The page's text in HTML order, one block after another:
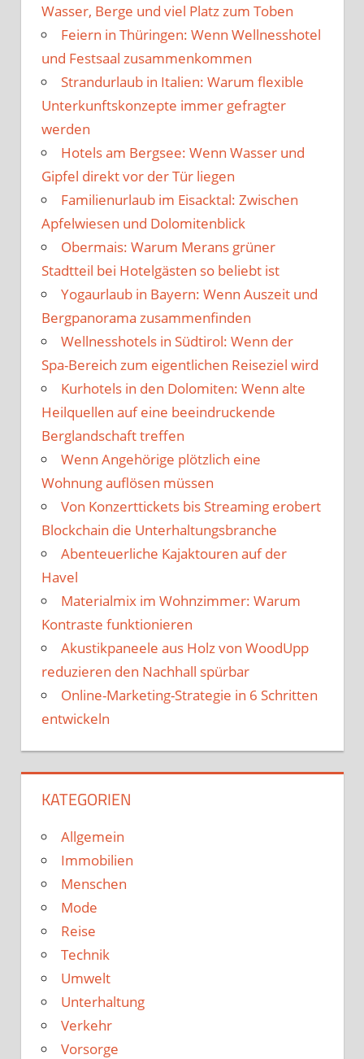
Wasser, Berge und viel Platz zum Toben
Feiern in Thüringen: Wenn Wellnesshotel
und Festsaal zusammenkommen
Strandurlaub in Italien: Warum flexible
Unterkunftskonzepte immer gefragter
werden
Hotels am Bergsee: Wenn Wasser und
Gipfel direkt vor der Tür liegen
Familienurlaub im Eisacktal: Zwischen
Apfelwiesen und Dolomitenblick
Obermais: Warum Merans grüner
Stadtteil bei Hotelgästen so beliebt ist
Yogaurlaub in Bayern: Wenn Auszeit und
Bergpanorama zusammenfinden
Wellnesshotels in Südtirol: Wenn der
Spa-Bereich zum eigentlichen Reiseziel wird
Kurhotels in den Dolomiten: Wenn alte
Heilquellen auf eine beeindruckende
Berglandschaft treffen
Wenn Angehörige plötzlich eine
Wohnung auflösen müssen
Von Konzerttickets bis Streaming erobert
Blockchain die Unterhaltungsbranche
Abenteuerliche Kajaktouren auf der
Havel
Materialmix im Wohnzimmer: Warum
Kontraste funktionieren
Akustikpaneele aus Holz von WoodUpp
reduzieren den Nachhall spürbar
Online-Marketing-Strategie in 6 Schritten
entwickeln
KATEGORIEN
Allgemein
Immobilien
Menschen
Mode
Reise
Technik
Umwelt
Unterhaltung
Verkehr
Vorsorge